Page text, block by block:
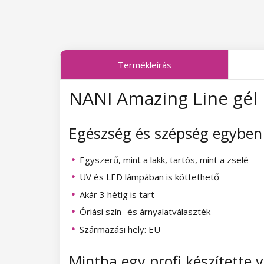
Charm Lady kollekció
Pearl Glaze kollekció
Wild West kollekció
Summer Daze kollekció
Barbie Girl kollekció
Easter Egg kollekció
Sea World kollekció
Shake It Up kollekció
Forest Dream kollekció
Natural Beauty kollekció
Night Beat kollekció
Party Animal kollekció
Termékleírás
NANI Amazing Line
Egészség és szépség egyben
Egyszerű, mint a lakk, tartós, mint a zselé
UV és LED lámpában is köttethető
Akár 3 hétig is tart
Óriási szín- és árnyalatválaszték
Származási hely: EU